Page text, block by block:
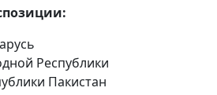
Республики
Пакистан